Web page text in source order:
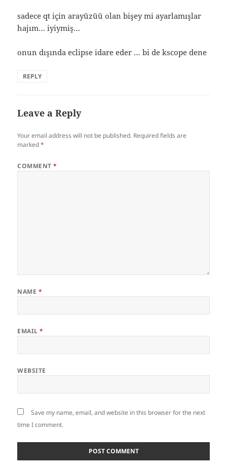
sadece qt için arayüzüü olan bişey mi ayarlamışlar
hajım… iyiymiş…
onun dışında eclipse idare eder … bi de kscope dene
REPLY
Leave a Reply
Your email address will not be published. Required fields are
marked*
COMMENT*
NAME *
EMAIL*
WEBSITE
Save my name, email, and website in this browser for the next
time I comment.